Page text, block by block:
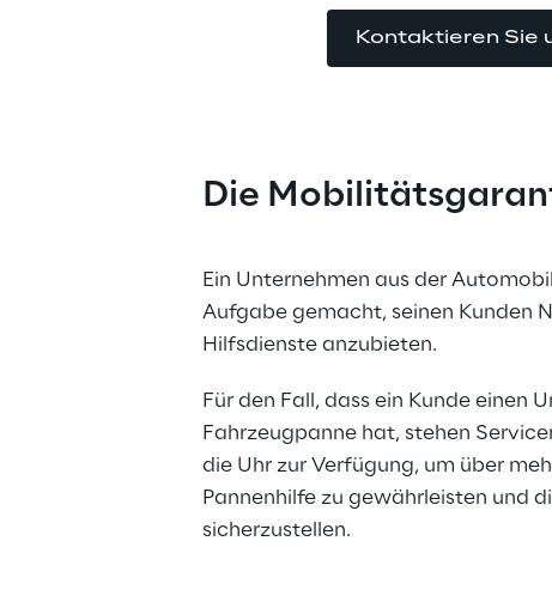
Kontaktieren Sie
Die
Ein Unternehmen aus der
Aufgabe gemacht, seinen Kunden
Hilfsdienste anzubieten.
Für den Fall, dass ein Kunde einen
Fahrzeugpanne hat, stehen
die Uhr zur Verfügung, um über
Pannenhilfe zu gewährleisten und
sicherzustellen.